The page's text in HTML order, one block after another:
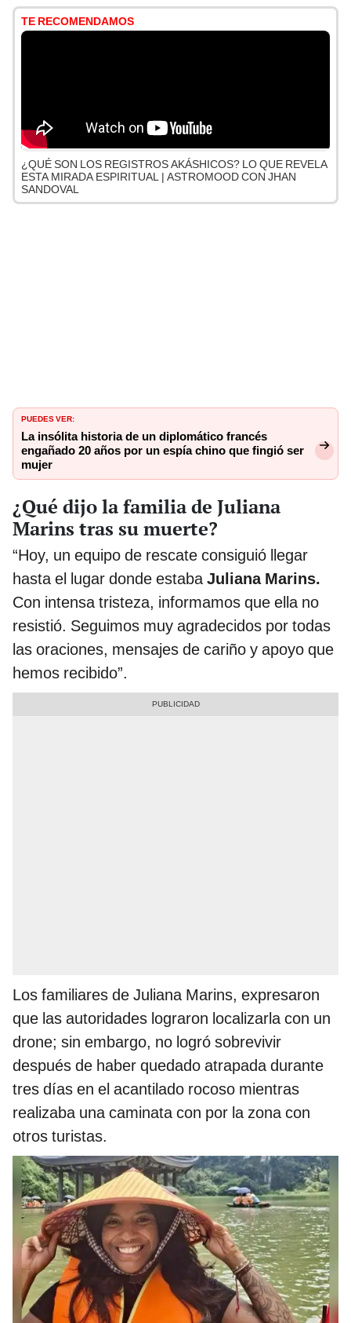
TE RECOMENDAMOS
¿QUÉ SON LOS REGISTROS AKÁSHICOS? LO QUE REVELA
ESTA MIRADA ESPIRITUAL | ASTROMOOD CON JHAN
SANDOVAL
PUEDES VER:
La insólita historia de un diplomático francés
engañado 20 años por un espía chino que fingió ser
mujer
¿Qué dijo la familia de Juliana
Marins tras su muerte?
“Hoy, un equipo de rescate consiguió llegar
hasta el lugar donde estabaJuliana Marins.
Con intensa tristeza, informamos que ella no
resistió. Seguimos muy agradecidos por todas
las oraciones, mensajes de cariño y apoyo que
hemos recibido”.
Los familiares de Juliana Marins, expresaron
que las autoridades lograron localizarla con un
drone; sin embargo, no logró sobrevivir
después de haber quedado atrapada durante
tres días en el acantilado rocoso mientras
realizaba una caminata con por la zona con
otros turistas.